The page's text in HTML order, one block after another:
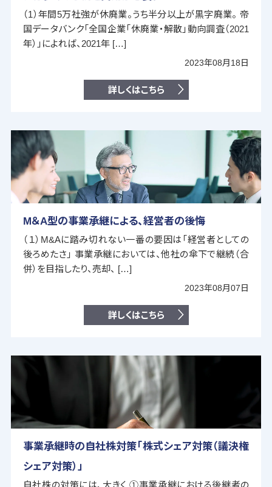
（1）年間5万社強が休廃業。うち半分以上が黒字廃業。 帝
国データバンク「全国企業「休廃業・解散」動向調査（2021
年）」によれば、2021年 […]
2023年08月18日
詳しくはこちら
M＆A型の事業承継による、経営者の後悔
（１）M&Aに踏み切れない一番の要因は「経営者としての
後ろめたさ」 事業承継においては、他社の傘下で継続（合
併）を目指したり、売却、 […]
2023年08月07日
詳しくはこちら
事業承継時の自社株対策「株式シェア対策（議決権
シェア対策）」
自社株の対策には、大きく ①事業承継における後継者の